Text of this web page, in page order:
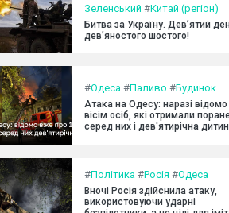
Зеленський #Китай (регіон)
Битва за Україну. Дев’ятий
дев’яностого шостого!
#Одеса #Паливо #Будинок
Атака на Одесу: наразі відомо
вісім осіб, які отримали
серед них і дев'ятирічна
#Політика #Росія #Одеса
Вночі Росія здійснила атаку,
використовуючи ударні